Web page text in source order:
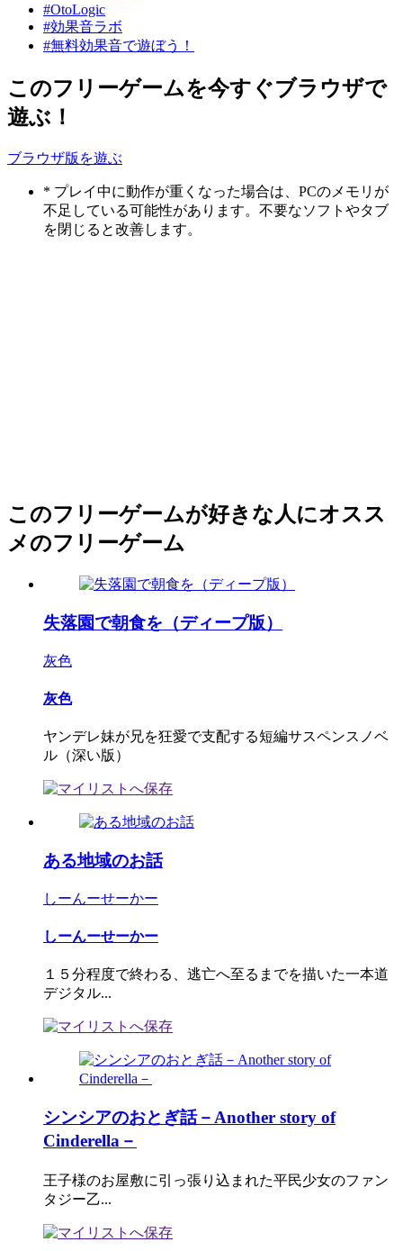
#OtoLogic
#効果音ラボ
#無料効果音で遊ぼう！
このフリーゲームを今すぐブラウザで
遊ぶ！
ブラウザ版を遊ぶ
* プレイ中に動作が重くなった場合は、PCのメモリが
不足している可能性があります。不要なソフトやタブ
を閉じると改善します。
このフリーゲームが好きな人にオスス
メのフリーゲーム
失落園で朝食を（ディープ版）
灰色
灰色
ヤンデレ妹が兄を狂愛で支配する短編サスペンスノベ
ル（深い版）
ある地域のお話
しーんーせーかー
しーんーせーかー
１５分程度で終わる、逃亡へ至るまでを描いた一本道
デジタル...
シンシアのおとぎ話－Another story of
Cinderella－
王子様のお屋敷に引っ張り込まれた平民少女のファン
タジー乙...